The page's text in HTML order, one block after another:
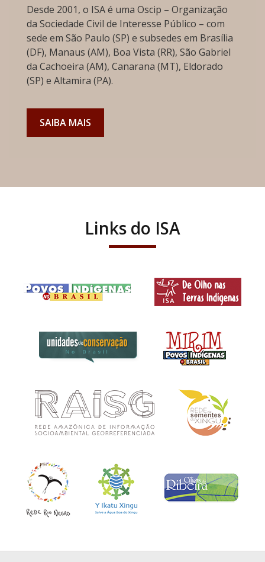
Desde 2001, o ISA é uma Oscip – Organização
da Sociedade Civil de Interesse Público – com
sede em São Paulo (SP) e subsedes em Brasília
(DF), Manaus (AM), Boa Vista (RR), São Gabriel
da Cachoeira (AM), Canarana (MT), Eldorado
(SP) e Altamira (PA).
SAIBA MAIS
Links do ISA